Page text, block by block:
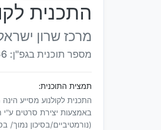
התכנית
מרכז שרון
מספר תוכנית בגפ"ן: 1166
תמצית התוכנית:
התכנית לקולנוע מסייע
באמצעות יצירת סרטים
(נורמטיביים/בסיכון נמוך/